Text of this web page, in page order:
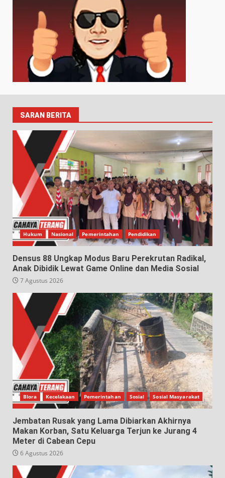
SARAN BERITA
Hukum Nasional Pemerintahan Pendidikan
Densus 88 Ungkap Modus Baru Perekrutan Radikal,
Anak Dibidik Lewat Game Online dan Media Sosial
7 Agustus 2026
Blora Kecelakaan Pemerintahan Sosial Sosial Masyarakat
Jembatan Rusak yang Lama Dibiarkan Akhirnya
Makan Korban, Satu Keluarga Terjun ke Jurang 4
Meter di Cabean Cepu
6 Agustus 2026